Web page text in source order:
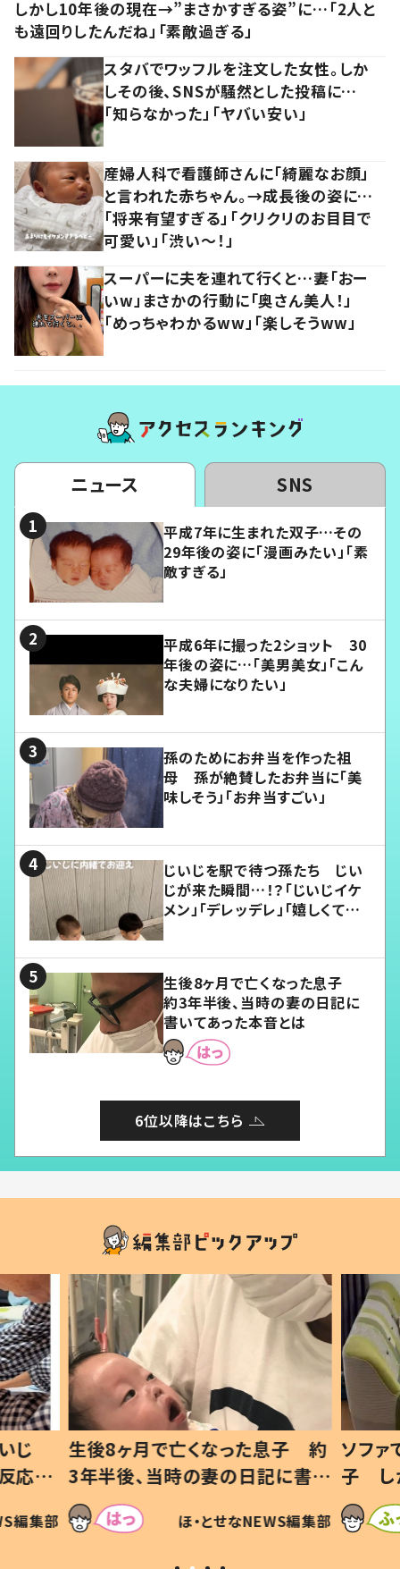
しかし10年後の現在→”まさかすぎる姿”に…「2人と
も遠回りしたんだね」「素敵過ぎる」
スタバでワッフルを注文した女性。しか
しその後、SNSが騒然とした投稿に…
「知らなかった」「ヤバい安い」
産婦人科で看護師さんに「綺麗なお顔」
と言われた赤ちゃん。→成長後の姿に…
「将来有望すぎる」「クリクリのお目目で
可愛い」「渋い～！」
スーパーに夫を連れて行くと…妻「おー
いw」まさかの行動に「奥さん美人！」
「めっちゃわかるww」「楽しそうww」
ニュース SNS
平成7年に生まれた双子…その
29年後の姿に「漫画みたい」「素
敵すぎる」
平成6年に撮った2ショット 30
年後の姿に…「美男美女」「こん
な夫婦になりたい」
孫のためにお弁当を作った祖
母 孫が絶賛したお弁当に「美
味しそう」「お弁当すごい」
じいじを駅で待つ孫たち じい
じが来た瞬間…！？「じいじイケ
メン」「デレッデレ」「嬉しくて可
生後8ヶ月で亡くなった息子
約3年半後、当時の妻の日記に
書いてあった本音とは
6位以降はこちら
じ
応に
編集部
生後8ヶ月で亡くなった息子 約
3年半後、当時の妻の日記に書い
てあった本音とは
ほ・とせなNEWS編集部
ソファ
子 し
すべ
いから